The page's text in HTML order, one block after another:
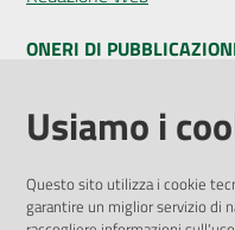
ONERI DI
Amministrazione
Pubblicità legale
Privacy Policy
Attuazione Misure PNRR
Usiamo i
Questo sito utilizza i cookie
garantire un miglior servizio di